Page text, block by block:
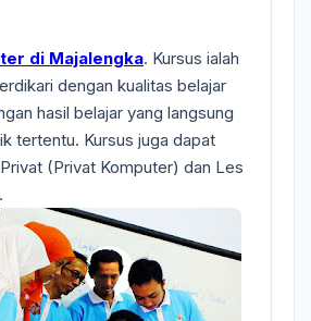
di Majalengka. Kursus ialah
dengan kualitas belajar
hasil belajar yang langsung
tertentu. Kursus juga dapat
(Privat Komputer) dan Les